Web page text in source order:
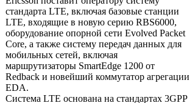
стандарта LTE, включая базовые станции
LTE, входящие в новую серию RBS6000,
оборудование опорной сети Evolved Packet
Core, а также систему передач данных для
мобильных сетей, включая
маршрутизаторы SmartEdge 1200 от
Redback и новейший коммутатор агрегации
EDA.
Система LTE основана на стандартах 3GPP